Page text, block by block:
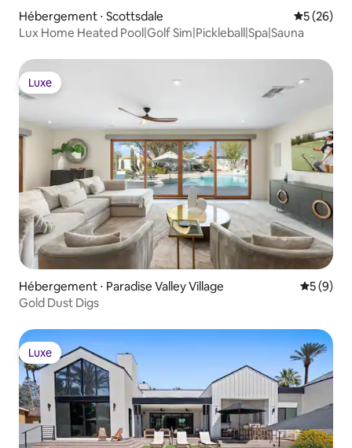
Hébergement ⋅ Scottsdale
5 (26)
Lux Home Heated Pool|Golf Sim|Pickleball|Spa|Sauna
Luxe
Luxe
Hébergement ⋅ Paradise Valley Village
5 (9)
Gold Dust Digs
Luxe
Luxe